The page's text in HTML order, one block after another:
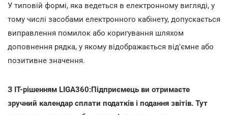
У типовій формі, яка ведеться в електронному вигляді, у
тому числі засобами електронного кабінету, допускається
виправлення помилок або коригування шляхом
доповнення рядка, у якому відображається від'ємне або
позитивне значення.
З IT-рішенням LIGA360:Підприємець ви отримаєте
зручний календар сплати податків і подання звітів. Тут